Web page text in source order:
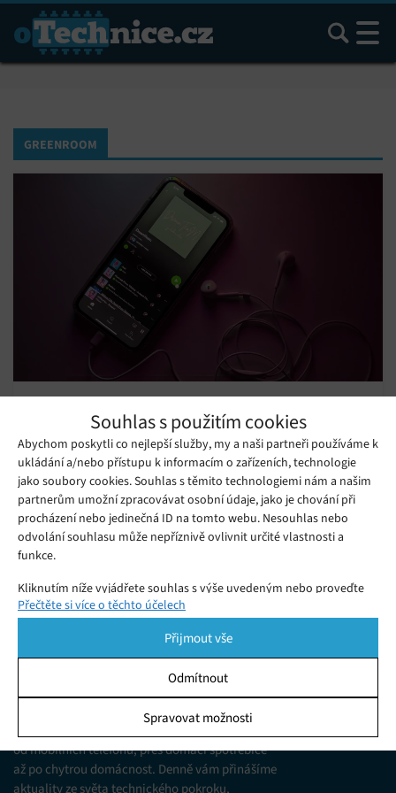
Souhlas s použitím cookies
Abychom poskytli co nejlepší služby, my a naši partneři používáme k
ukládání a/nebo přístupu k informacím o zařízeních, technologie
jako soubory cookies. Souhlas s těmito technologiemi nám a našim
partnerům umožní zpracovávat osobní údaje, jako je chování při
procházení nebo jedinečná ID na tomto webu. Nesouhlas nebo
odvolání souhlasu může nepříznivě ovlivnit určité vlastnosti a
funkce.
Kliknutím níže vyjádřete souhlas s výše uvedeným nebo proveďte
podrobnější rozhodnutí. Vaše volby budou použity pouze na tomto
pomocí přepínačů v Zásadách cookies nebo kliknutím na tlačítko
Spravovat souhlas ve spodní části obrazovky.
Ukládání a/nebo přístup k informacím v zařízení, Porozumění
publiku prostřednictvím statistik nebo kombinací údajů z
různých zdrojů.
Přečtěte si více o těchto účelech
Přijmout vše
Odmítnout
Spravovat možnosti
Hledat
GREENROOM
službu, která otevřeně kopíruje Clubhouse
Pátek 18. 06. 2021 Samuel
Společnost Spotify také – jako jedna z mnoha – zcela otevřeně
okopírovala oblíbenou sociální síť Clubhouse a nyní
představila její vlastní modifikaci.
Jsme web zajímající se o technologické novinky
od mobilních telefonů, přes domácí spotřebiče
až po chytrou domácnost. Denně vám přinášíme
aktuality ze světa technického pokroku,